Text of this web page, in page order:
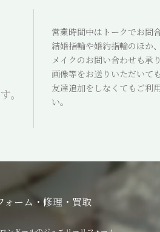
。
営業時間中はトークでお問
結婚指輪や婚約指輪のほか
メイクのお問い合わせも承り
画像等をお送りいただいて
友達追加をしなくてもご利
い。
ォーム・修理・買取